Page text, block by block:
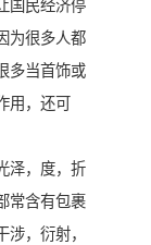
国民经济停
为很多人都
多当首饰或
用，还可
泽，度，折
常含有包裹
，衍射，